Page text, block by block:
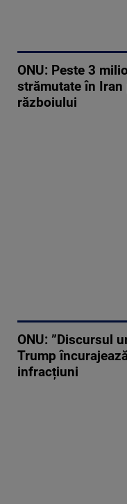
ONU: Peste 3
strămutate în Iran
războiului
ONU: ”Discursul
Trump
infracțiuni